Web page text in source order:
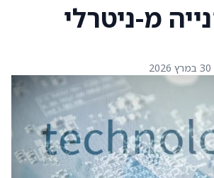
מ-ניטרלי
30 במרץ 2026